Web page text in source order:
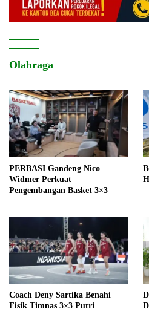
Olahraga
PERBASI Gandeng Nico
Widmer Perkuat
Pengembangan Basket 3×3
Coach Deny Sartika Benahi
Fisik Timnas 3×3 Putri